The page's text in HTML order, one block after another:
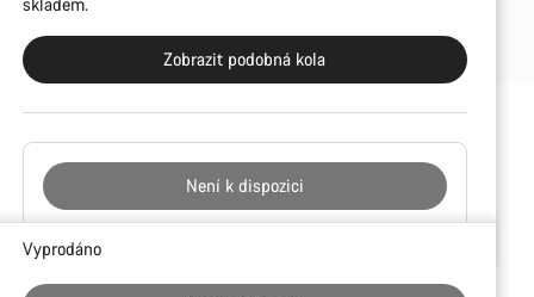
Zobrazit podobná kola
Není k dispozici
Důvody
ke
koupi
Vyprodáno